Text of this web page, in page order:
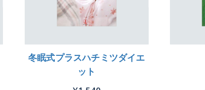
冬眠式プラスハチミツダイエ
ット